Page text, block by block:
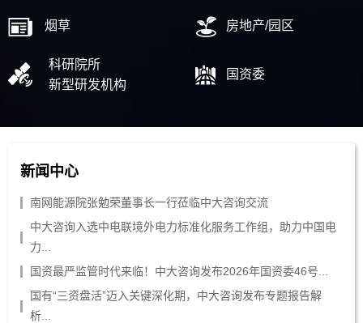
烟草 房地产/园区
科研院所
新型研发机构
国资委
新闻中心
南网能源院张勉荣董事长一行莅临中大咨询交流
中大咨询入选中电联境外电力标准化服务工作组，助力中国电
力...
国资最严监管时代来临！中大咨询发布2026年国资委46号...
国有“三资盘活”迈入关键深化期，中大咨询发布专题报告解
析...